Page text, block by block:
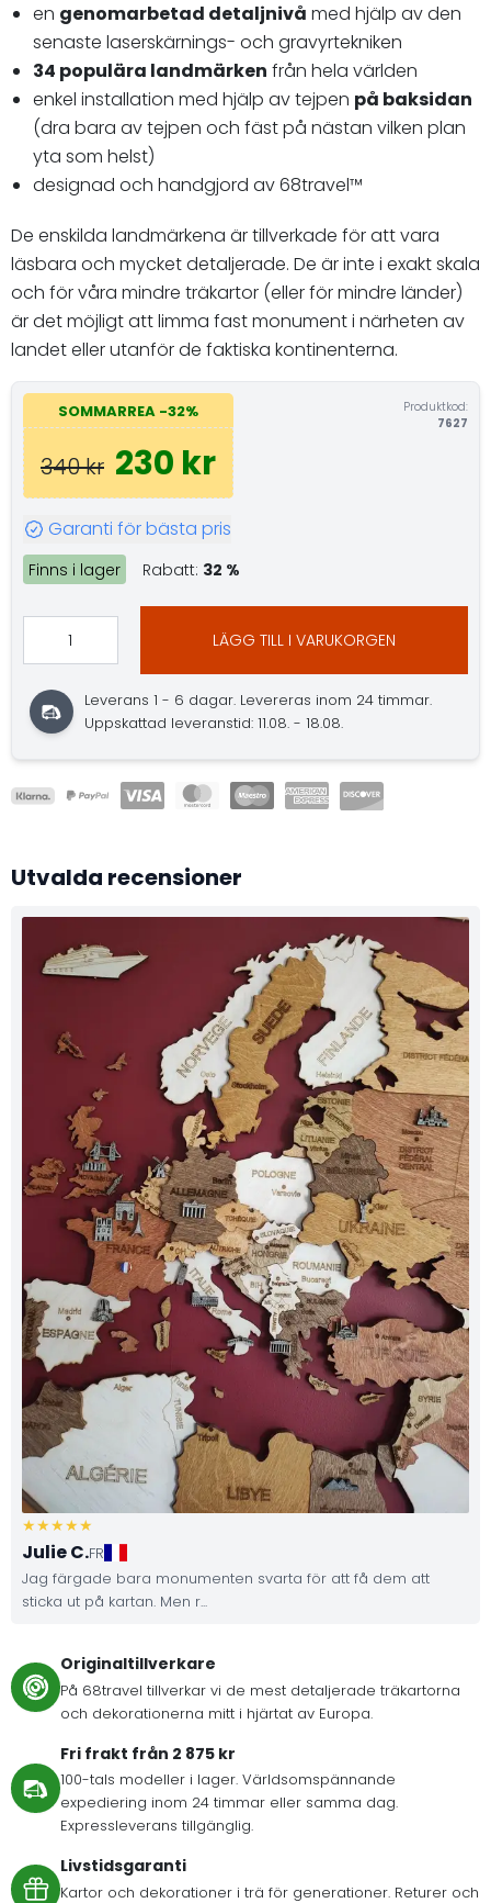
en genomarbetad detaljnivå med hjälp av den
senaste laserskärnings- och gravyrtekniken
34 populära landmärken från hela världen
enkel installation med hjälp av tejpen på baksidan
(dra bara av tejpen och fäst på nästan vilken plan
yta som helst)
designad och handgjord av 68travel™
De enskilda landmärkena är tillverkade för att vara
läsbara och mycket detaljerade. De är inte i exakt skala
och för våra mindre träkartor (eller för mindre länder)
är det möjligt att limma fast monument i närheten av
landet eller utanför de faktiska kontinenterna.
SOMMARREA -32%
340 kr 230 kr
Produktkod:
7627
Garanti för bästa pris
Finns i lager Rabatt: 32 %
LÄGG TILL I VARUKORGEN
Leverans 1 - 6 dagar. Levereras inom 24 timmar.
Uppskattad leveranstid: 11.08. - 18.08.
Utvalda recensioner
Julie C.FR
Jag färgade bara monumenten svarta för att få dem att
sticka ut på kartan. Men r...
Originaltillverkare
På 68travel tillverkar vi de mest detaljerade träkartorna
och dekorationerna mitt i hjärtat av Europa.
Fri frakt från 2 875 kr
100-tals modeller i lager. Världsomspännande
expediering inom 24 timmar eller samma dag.
Expressleverans tillgänglig.
Livstidsgaranti
Kartor och dekorationer i trä för generationer. Returer och